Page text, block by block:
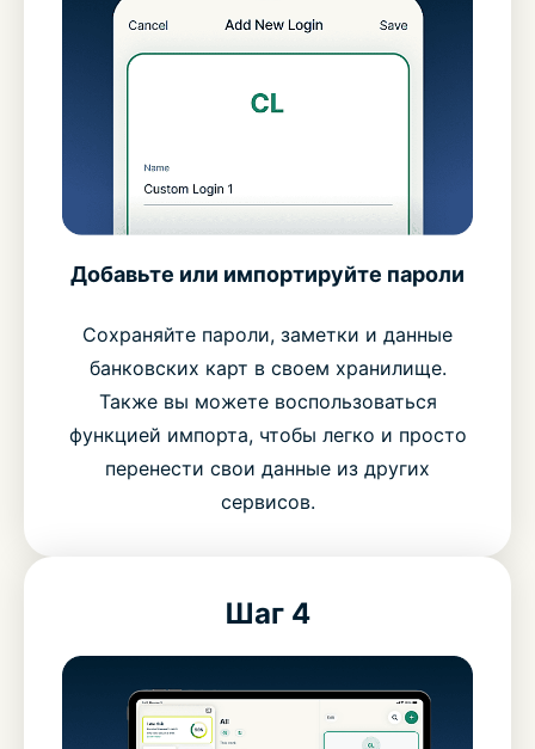
Добавьте или импортируйте пароли
Сохраняйте пароли, заметки и данные
банковских карт в своем хранилище.
Также вы можете воспользоваться
функцией импорта, чтобы легко и просто
перенести свои данные из других
сервисов.
Шаг 4